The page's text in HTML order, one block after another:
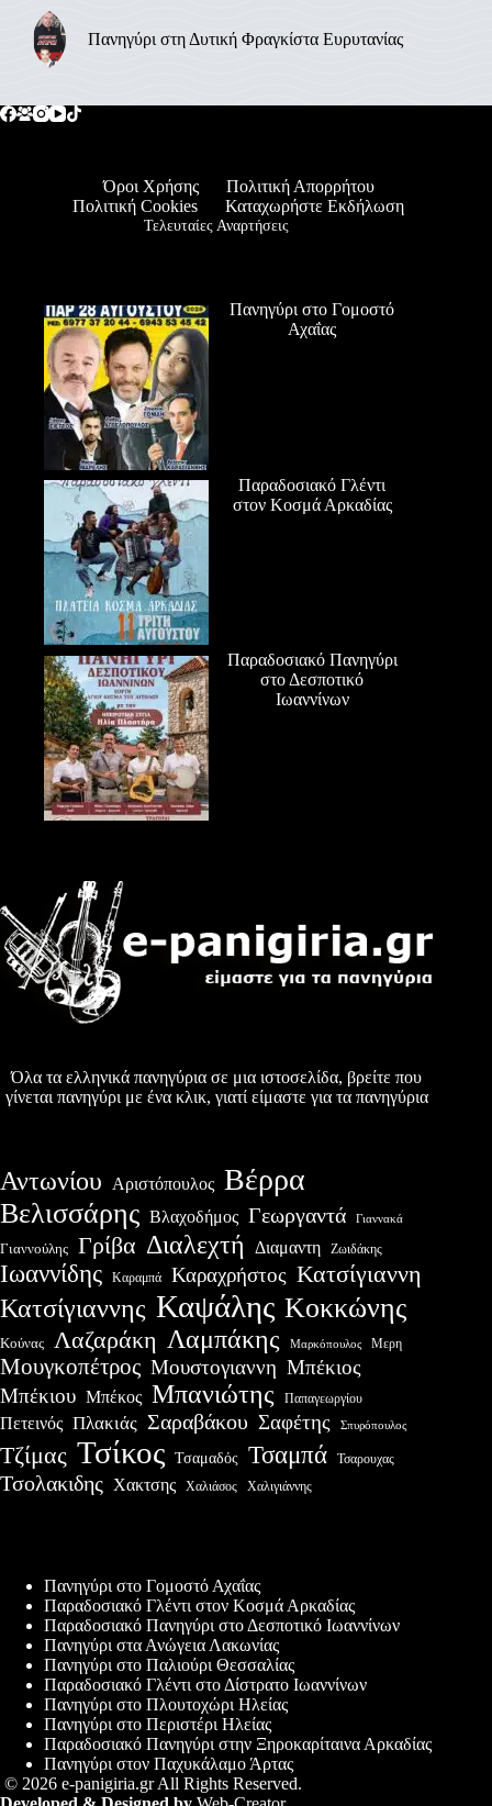
Πανηγύρι στη Δυτική Φραγκίστα Ευρυτανίας
Όροι Χρήσης
Πολιτική Απορρήτου
Πολιτική Cookies
Καταχωρήστε Εκδήλωση
Τελευταίες Αναρτήσεις
Πανηγύρι στο Γομοστό
Αχαΐας
Παραδοσιακό Γλέντι
στον Κοσμά Αρκαδίας
Παραδοσιακό Πανηγύρι
στο Δεσποτικό
Ιωαννίνων
Όλα τα ελληνικά πανηγύρια σε μια ιστοσελίδα, βρείτε που
γίνεται πανηγύρι με ένα κλικ, γιατί είμαστε για τα πανηγύρια
Αντωνίου Αριστόπουλος Βέρρα
Βελισσάρης Βλαχοδήμος Γεωργαντά Γιαννακά
Γιαννούλης Γρίβα Διαλεχτή Διαμαντη Ζωιδάκης
Ιωαννίδης Καραμπά Καραχρήστος Κατσίγιαννη
Κατσίγιαννης Καψάλης Κοκκώνης
Κούνας Λαζαράκη Λαμπάκης Μαρκόπουλος Μερη
Μουγκοπέτρος Μουστογιαννη Μπέκιος
Μπέκιου Μπέκος Μπανιώτης Παπαγεωργίου
Πετεινός Πλακιάς Σαραβάκου Σαφέτης Σπυρόπουλος
Τζίμας Τσίκος Τσαμαδός Τσαμπά Τσαρουχας
Τσολακιδης Χακτσης Χαλιάσος Χαλιγιάννης
Πανηγύρι στο Γομοστό Αχαΐας
Παραδοσιακό Γλέντι στον Κοσμά Αρκαδίας
Παραδοσιακό Πανηγύρι στο Δεσποτικό Ιωαννίνων
Πανηγύρι στα Ανώγεια Λακωνίας
Πανηγύρι στο Παλιούρι Θεσσαλίας
Παραδοσιακό Γλέντι στο Δίστρατο Ιωαννίνων
Πανηγύρι στο Πλουτοχώρι Ηλείας
Πανηγύρι στο Περιστέρι Ηλείας
Παραδοσιακό Πανηγύρι στην Ξηροκαρίταινα Αρκαδίας
Πανηγύρι στον Παχυκάλαμο Άρτας
© 2026 e-panigiria.gr All Rights Reserved.